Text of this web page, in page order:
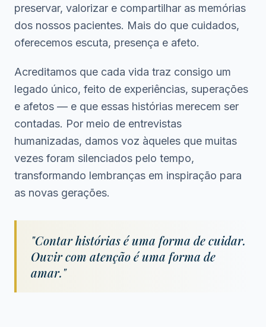
preservar, valorizar e compartilhar as memórias
dos nossos pacientes. Mais do que cuidados,
oferecemos escuta, presença e afeto.
Acreditamos que cada vida traz consigo um
legado único, feito de experiências, superações
e afetos — e que essas histórias merecem ser
contadas. Por meio de entrevistas
humanizadas, damos voz àqueles que muitas
vezes foram silenciados pelo tempo,
transformando lembranças em inspiração para
as novas gerações.
"Contar histórias é uma forma de cuidar.
Ouvir com atenção é uma forma de
amar."